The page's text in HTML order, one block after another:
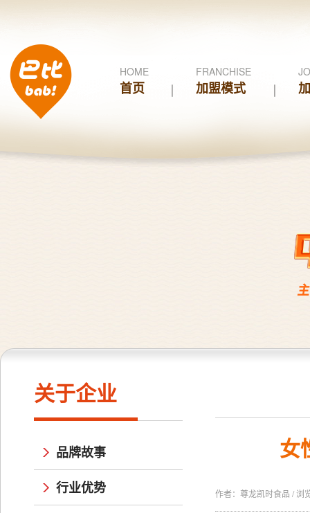
HOME
首页
FRANCHISE
加盟模式
女
作者：尊龙凯时食品 /
关于企业
品牌故事
行业优势